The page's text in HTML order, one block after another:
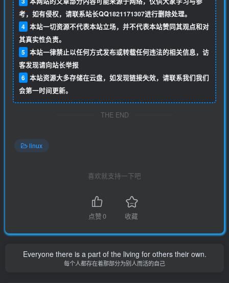
考，如有侵权，请联系站长QQ1821171307进行删除处理。
4 本站一切资源不代表本站立场，并不代表本站赞同其观点和对
其真实性负责。
5 本站一律禁止以任何方式发布或转载任何违法的相关信息，访
客发现请向站长举报
6 本站资源大多存储在云盘，如发现链接失效，请联系我们我们
会第一时间更新。
THE END
linux
喜欢就支持一下吧
点赞0 收藏
Everyone there is a part of the living for others their own.
每个人都存在着那部分为别人而活的自己